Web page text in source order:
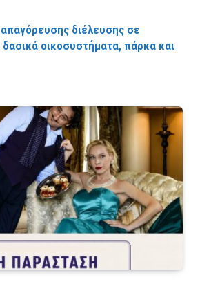
διέλευσης σε
δασικά οικοσυστήματα, πάρκα και